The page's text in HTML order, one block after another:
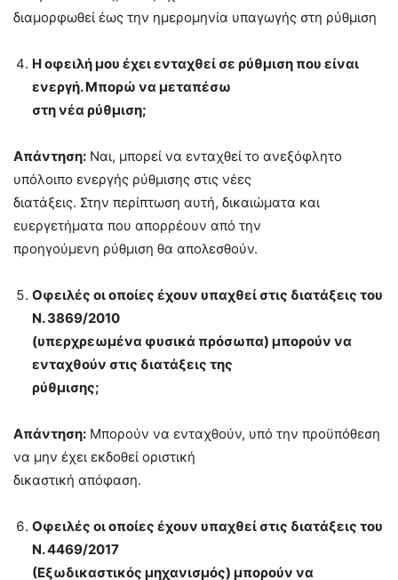
διαμορφωθεί έως την ημερομηνία υπαγωγής στη ρύθμιση
Η οφειλή μου έχει ενταχθεί σε ρύθμιση που είναι
ενεργή. Μπορώ να μεταπέσω
στη νέα ρύθμιση;
Απάντηση: Ναι, μπορεί να ενταχθεί το ανεξόφλητο
υπόλοιπο ενεργής ρύθμισης στις νέες
διατάξεις. Στην περίπτωση αυτή, δικαιώματα και
ευεργετήματα που απορρέουν από την
προηγούμενη ρύθμιση θα απολεσθούν.
Οφειλές οι οποίες έχουν υπαχθεί στις διατάξεις του
Ν. 3869/2010
(υπερχρεωμένα φυσικά πρόσωπα) μπορούν να
ενταχθούν στις διατάξεις της
ρύθμισης;
Απάντηση: Μπορούν να ενταχθούν, υπό την προϋπόθεση
να μην έχει εκδοθεί οριστική
δικαστική απόφαση.
Οφειλές οι οποίες έχουν υπαχθεί στις διατάξεις του
Ν. 4469/2017
(Εξωδικαστικός μηχανισμός) μπορούν να